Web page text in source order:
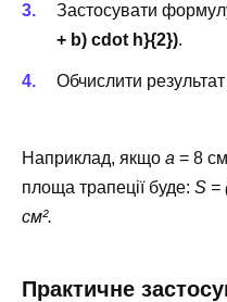
Застосувати
+ b) cdot h}{2}).
Обчислити
Наприклад, якщо a = 8
площа трапеції буде: S =
см².
Практичне